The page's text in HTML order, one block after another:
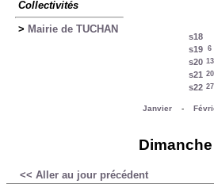
Collectivités
> Mairie de TUCHAN
s18
s19 6
s20 13
s21 20
s22 27
Janvier-
<< Aller au jour précédent